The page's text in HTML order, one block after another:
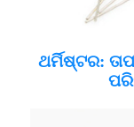
ଥର୍ମିଷ୍ଟର: